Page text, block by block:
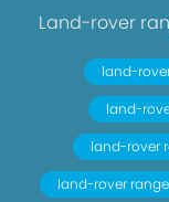
Land-rover
land-
land-
land-rover
land-rover